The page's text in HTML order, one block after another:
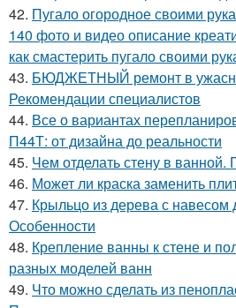
42. Пугало огородное своими
140 фото и видео описание
как смастерить пугало своими
43. БЮДЖЕТНЫЙ ремонт в
Рекомендации специалистов
44. Все о вариантах
П44Т: от дизайна до реальности
45. Чем отделать стену в
46. Может ли краска заменить
47. Крыльцо из дерева с навесом
Особенности
48. Крепление ванны к стене и
разных моделей ванн
49. Что можно сделать из